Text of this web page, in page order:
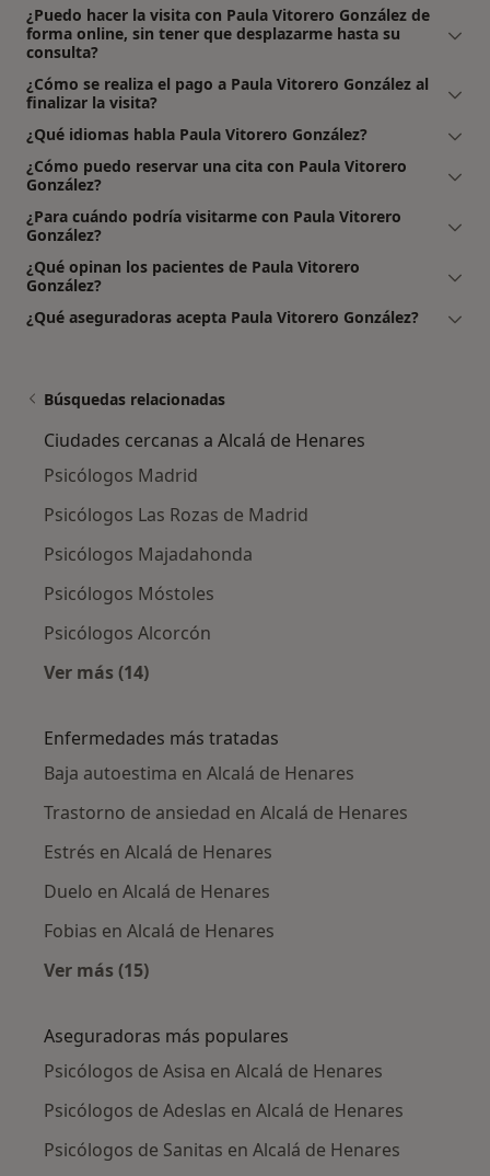
¿Puedo hacer la visita con Paula Vitorero González de
forma online, sin tener que desplazarme hasta su
consulta?
¿Cómo se realiza el pago a Paula Vitorero González al
finalizar la visita?
¿Qué idiomas habla Paula Vitorero González?
¿Cómo puedo reservar una cita con Paula Vitorero
González?
¿Para cuándo podría visitarme con Paula Vitorero
González?
¿Qué opinan los pacientes de Paula Vitorero
González?
¿Qué aseguradoras acepta Paula Vitorero González?
Búsquedas relacionadas
Ciudades cercanas a Alcalá de Henares
Psicólogos Madrid
Psicólogos Las Rozas de Madrid
Psicólogos Majadahonda
Psicólogos Móstoles
Psicólogos Alcorcón
Ver más (14)
Enfermedades más tratadas
Baja autoestima en Alcalá de Henares
Trastorno de ansiedad en Alcalá de Henares
Estrés en Alcalá de Henares
Duelo en Alcalá de Henares
Fobias en Alcalá de Henares
Ver más (15)
Aseguradoras más populares
Psicólogos de Asisa en Alcalá de Henares
Psicólogos de Adeslas en Alcalá de Henares
Psicólogos de Sanitas en Alcalá de Henares